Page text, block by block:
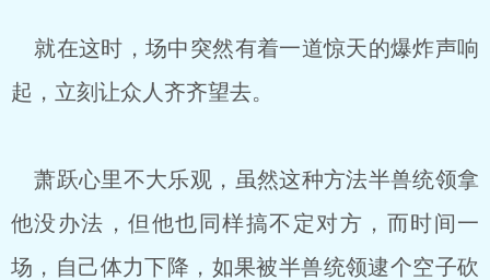
就在这时，场中突然有着一道惊天的爆炸声响
起，立刻让众人齐齐望去。
萧跃心里不大乐观，虽然这种方法半兽统领拿
他没办法，但他也同样搞不定对方，而时间一
场，自己体力下降，如果被半兽统领逮个空子砍